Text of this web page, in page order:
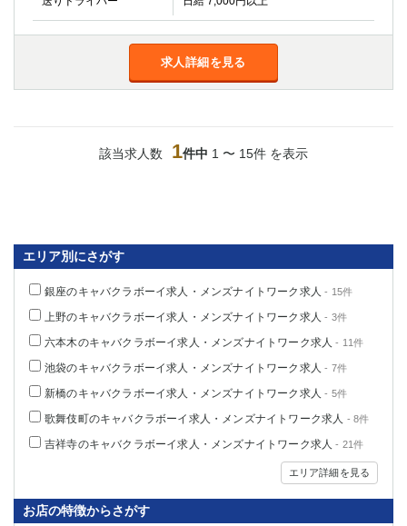
求人詳細を見る
該当求人数 1件中 1 〜 15件 を表示
エリア別にさがす
銀座のキャバクラボーイ求人・メンズナイトワーク求人 - 15件
上野のキャバクラボーイ求人・メンズナイトワーク求人 - 3件
六本木のキャバクラボーイ求人・メンズナイトワーク求人 - 11件
池袋のキャバクラボーイ求人・メンズナイトワーク求人 - 7件
新橋のキャバクラボーイ求人・メンズナイトワーク求人 - 5件
歌舞伎町のキャバクラボーイ求人・メンズナイトワーク求人 - 8件
吉祥寺のキャバクラボーイ求人・メンズナイトワーク求人 - 21件
エリア詳細を見る
お店の特徴からさがす
祖師ヶ谷大蔵
小岩
久米川
西麻布
神奈川県
藤沢
平塚
武蔵小杉
橋本
小田原
横浜・桜木町
関内・馬車道・日ノ出町 武蔵新城
元住吉
茅ヶ崎
戸塚
たまプラーザ
大船
大宮